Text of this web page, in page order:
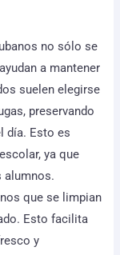
no sólo se
a mantener
suelen elegirse
preservando
día. Esto es
ya que
alumnos.
que se limpian
Esto facilita
y